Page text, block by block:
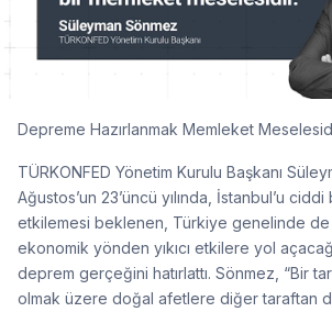
Depreme Hazırlanmak Memleket
TÜRKONFED Yönetim Kurulu Başkanı
Ağustos’un 23’üncü yılında, İstanbul’u
etkilemesi beklenen, Türkiye genelinde de
ekonomik yönden yıkıcı etkilere yol
deprem gerçeğini hatırlattı. Sönmez, “Bir
olmak üzere doğal afetlere diğer taraftan